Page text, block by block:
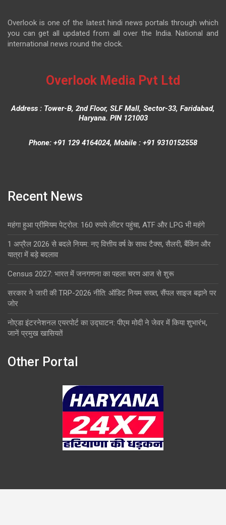
Overlook is one of the latest hindi news portals through which
you can get all updated from all over the India. National and
international news round the clock.
Overlook Media Pvt Ltd
Address : Tower-B, 2nd Floor, SLF Mall, Sector-33, Faridabad,
Haryana. PIN 121003
Phone: +91 129 4164024, Mobile : +91 9310152558
Recent News
महंगा हुआ प्रीमियम पेट्रोल: 160 रुपये लीटर पहुंचा, ATF और LPG भी महंगे
1 अप्रैल 2026 से बदले नियम: नए वित्तीय वर्ष के साथ टैक्स, सैलरी, बैंकिंग और
यात्रा में बड़े बदलाव
Census 2027: भारत में जनगणना का पहला चरण आज से शुरू
सरकार ने जारी की TRP-2026 नीति: ऑडिट नियम सख्त, सैंपल साइज बढ़ाने पर
जोर
नोएडा इंटरनेशनल एयरपोर्ट का उद्घाटन: पीएम मोदी ने जेवर में किया शुभारंभ,
जानें प्रमुख खासियतें
Other Portal